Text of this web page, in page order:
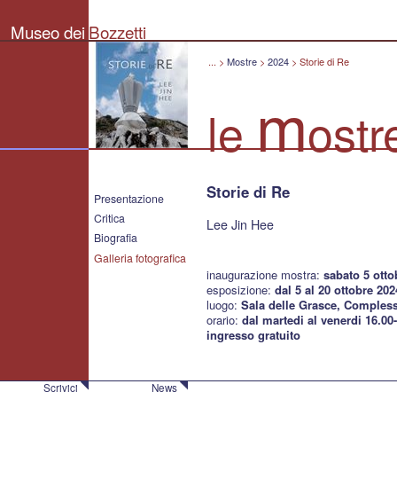
Bozzetti
"Pierluigi
Museo dei Bozzetti
Presentazione
Critica
Biografia
Galleria fotografica
... > Mostre > 2024 > Storie di Re
lem
Storie di Re
Lee Jin Hee
inaugurazione mostra: sabato 5
esposizione: dal 5 al 20 ottobre
luogo: Sala delle Grasce,
orario: dal martedi al venerdi
ingresso gratuito
Scrivici News